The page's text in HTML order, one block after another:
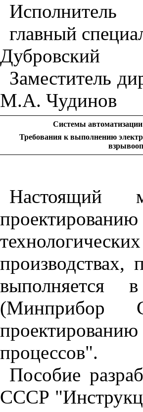
Исполнитель
главный
Дубровский
Заместитель
М.А. Чудинов
Системы автоматизации
Требования к выполнению
Настоящий
проектированию
производствах,
(Минприбор
процессов".
Пособие
СССР